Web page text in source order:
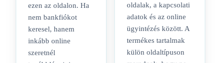
ezen az oldalon. Ha
nem bankfiókot
keresel, hanem
inkább online
szeretnél
oldalak, a kapcsolati
adatok és az online
ügyintézés között. A
termékes tartalmak
külön oldaltípuson